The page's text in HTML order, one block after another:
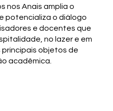
nos Anais amplia o
potencializa o diálogo
e docentes que
no lazer e em
objetos de
acadêmica.